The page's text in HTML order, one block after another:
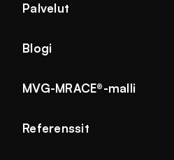
Palvelut
Blogi
MVG-MRACE®-malli
Referenssit